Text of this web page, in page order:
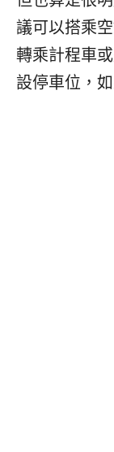
議可以搭乘
轉乘計程車
設停車位，